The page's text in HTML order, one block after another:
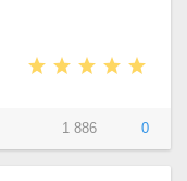
1 886 0